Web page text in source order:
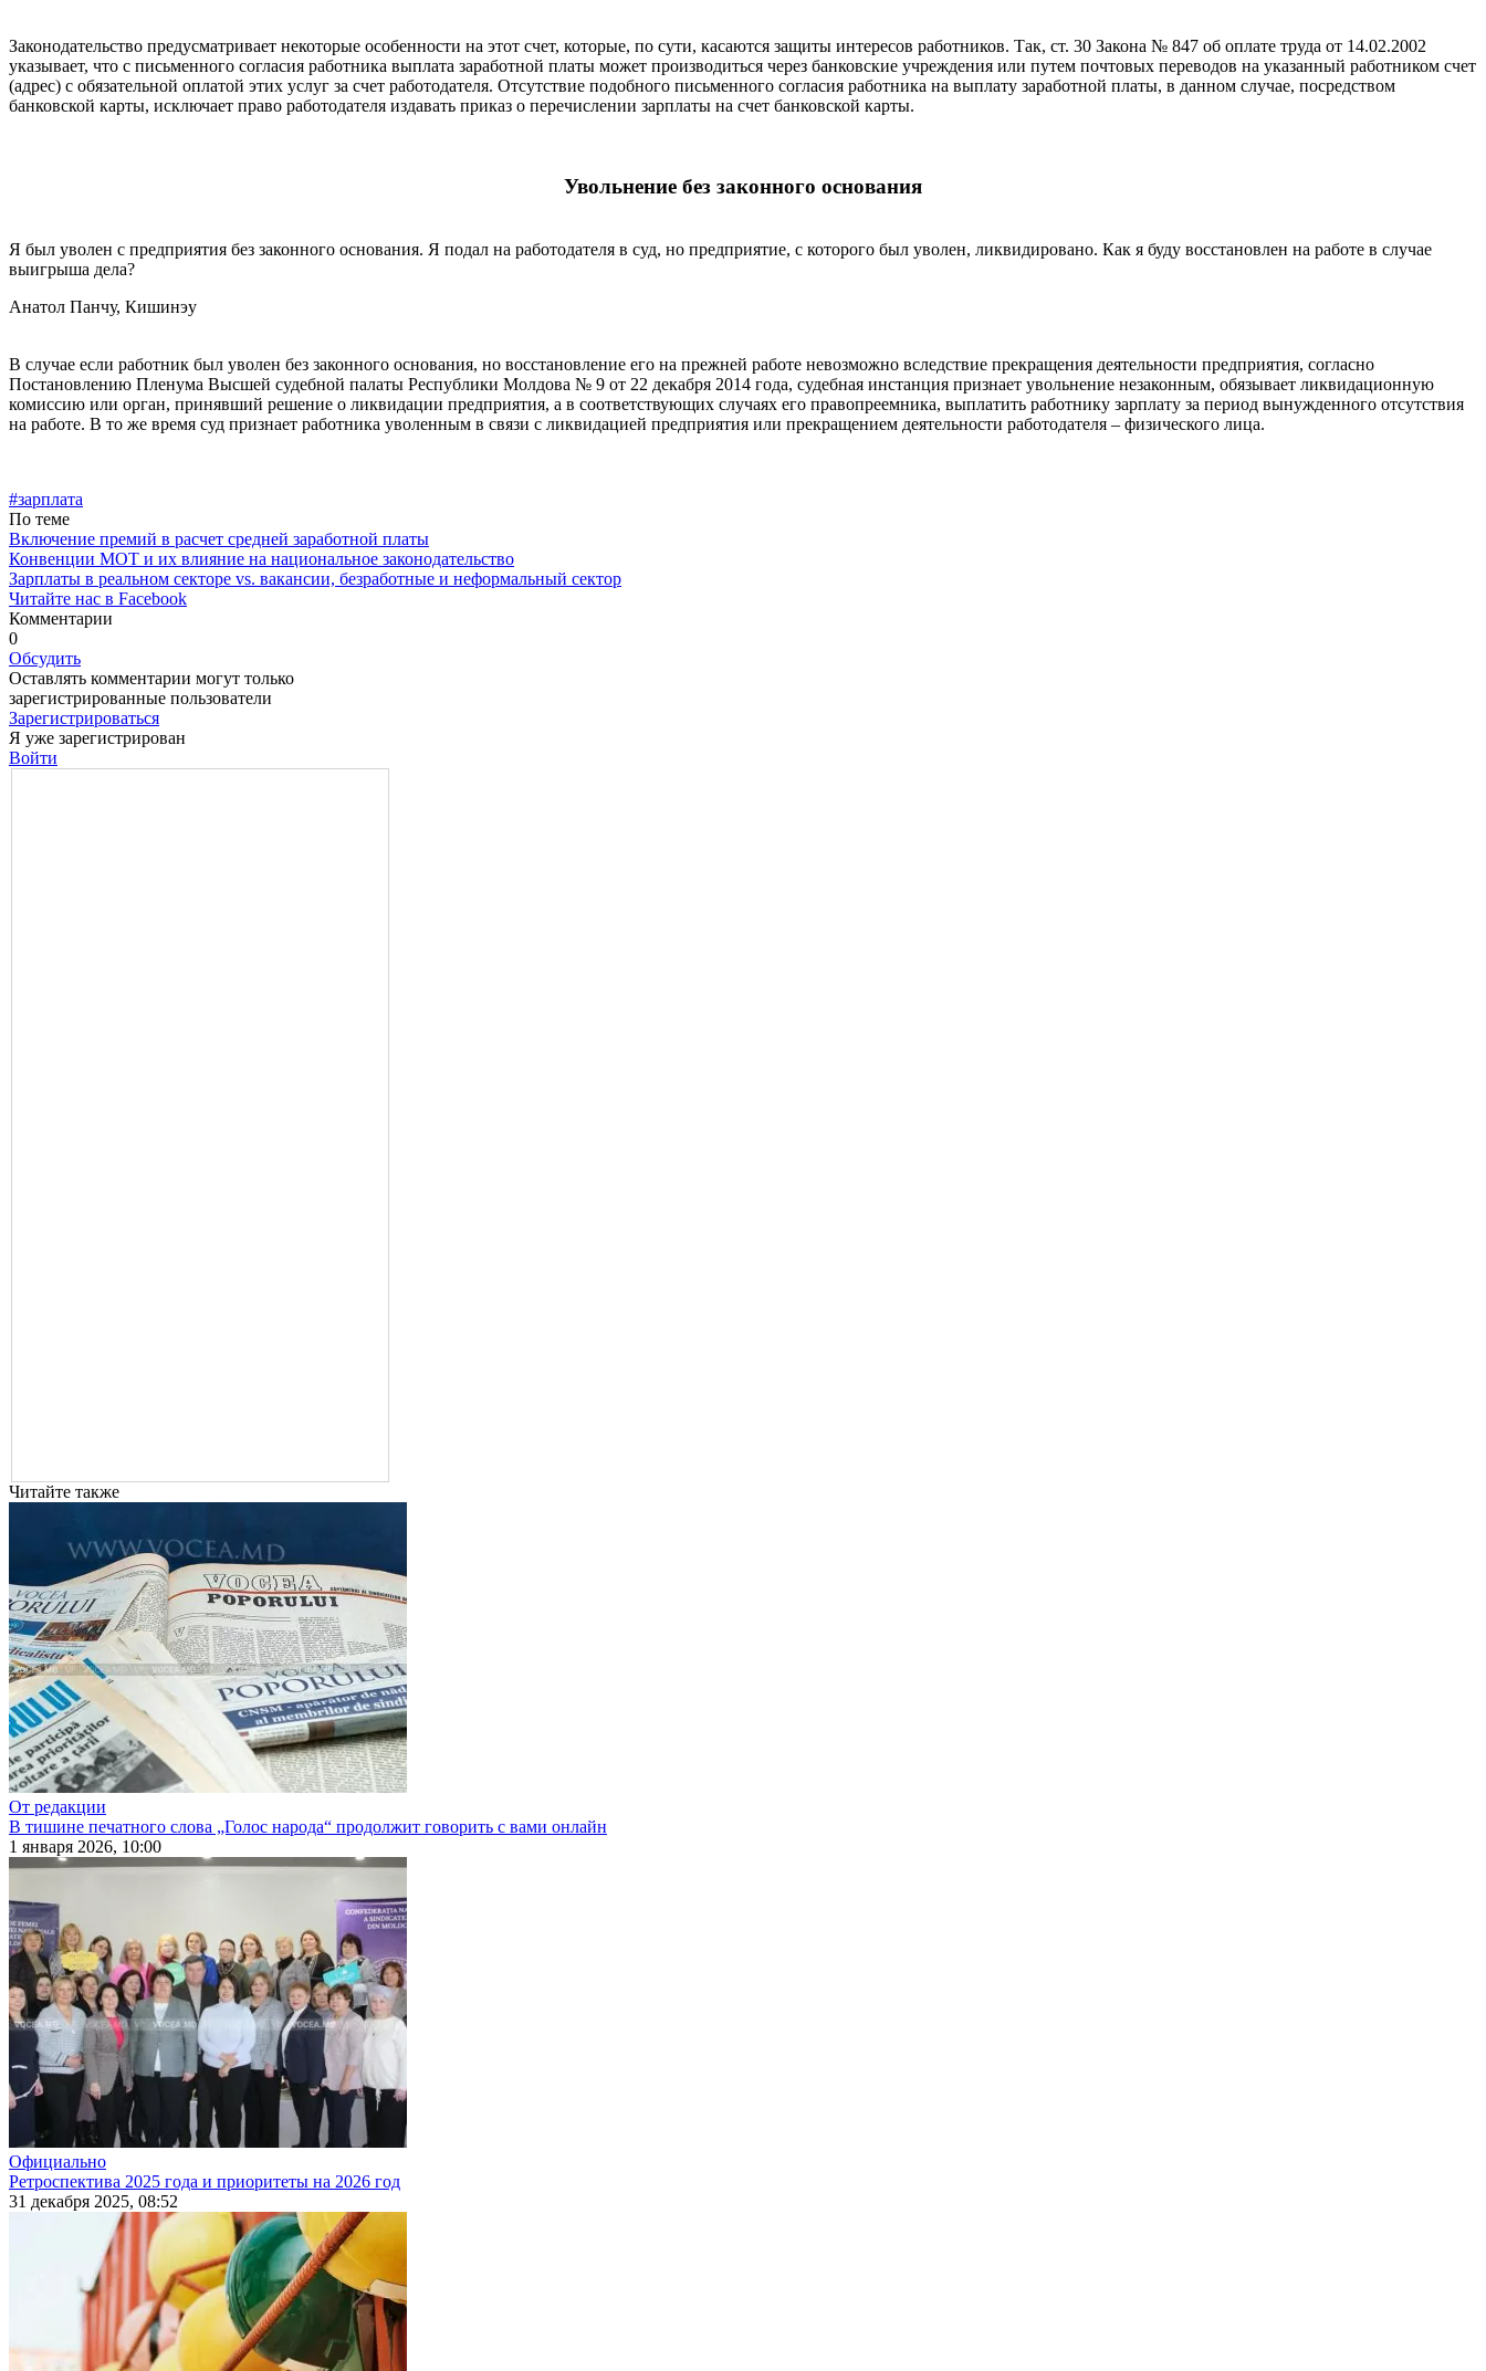
Законодательство предусматривает некоторые особенности на этот счет, которые, по сути, касаются защиты интересов работни­ков. Так, ст. 30 Закона № 847 об оплате труда от 14.02.2002
указыва­ет, что с письменного согласия работника выплата заработной пла­ты может производиться через банковские учреждения или путем почтовых переводов на указанный работником счет
(адрес) с обя­зательной оплатой этих услуг за счет работодателя. Отсутствие по­добного письменного согласия работника на выплату заработной платы, в данном случае, посредством
банковской карты, исключает право работодателя издавать приказ о перечислении зарплаты на счет банковской карты.
Увольнение без законного основания
Я был уволен с предприятия без законного основания. Я по­дал на работодателя в суд, но предприятие, с которого был уволен, ликвидировано. Как я буду восстановлен на работе в случае
выигрыша дела?
Анатол Панчу, Кишинэу
В случае если работник был уволен без законного основания, но восстановление его на прежней работе невозможно вследствие прекращения деятельности предприятия, согласно
Постановлению Пленума Высшей судебной палаты Республики Молдова № 9 от 22 декабря 2014 года, судебная инстанция признает увольнение не­законным, обязывает ликвидационную
комиссию или орган, при­нявший решение о ликвидации предприятия, а в соответствующих случаях его правопреемника, выплатить работнику зарплату за пе­риод вынужденного отсутствия
на работе. В то же время суд призна­ет работника уволенным в связи с ликвидацией предприятия или прекращением деятельности работодателя – физического лица.
#зарплата
По теме
Включение премий в расчет средней заработной платы
Конвенции МОТ и их влияние на национальное законодательство
Зарплаты в реальном секторе vs. вакансии, безработные и неформальный сектор
Читайте нас в Facebook
Комментарии
0
Обсудить
Оставлять комментарии могут только
зарегистрированные пользователи
Зарегистрироваться
Я уже зарегистрирован
Войти
Читайте также
От редакции
В тишине печатного слова „Голос народа“ продолжит говорить с вами онлайн
1 января 2026, 10:00
Официально
Ретроспектива 2025 года и приоритеты на 2026 год
31 декабря 2025, 08:52